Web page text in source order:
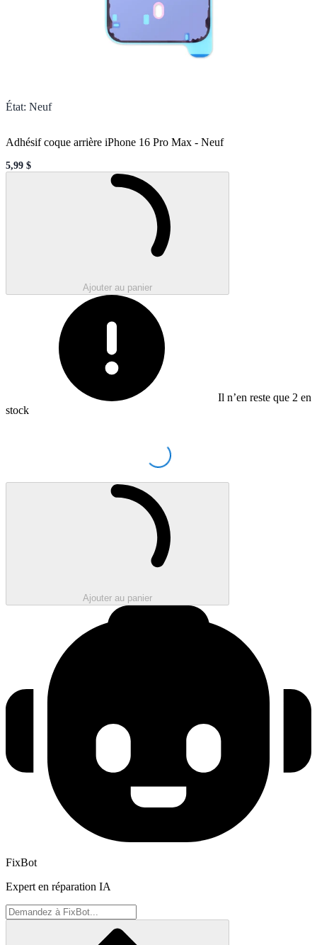
État: Neuf
Adhésif coque arrière iPhone 16 Pro Max - Neuf
Sale price
5,99 $
Ajouter au panier
Il n’en reste que 2 en
stock
Loading...
Ajouter au panier
FixBot
Expert en réparation IA